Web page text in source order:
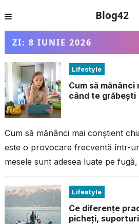
Blog42
ZI: 8 IUNIE 2026
Lifestyle
Cum să
când te grăbești
Cum să mănânci mai conștient
este o provocare frecventă într-
mesele sunt adesea luate pe
Lifestyle
Ce diferențe
picheți,